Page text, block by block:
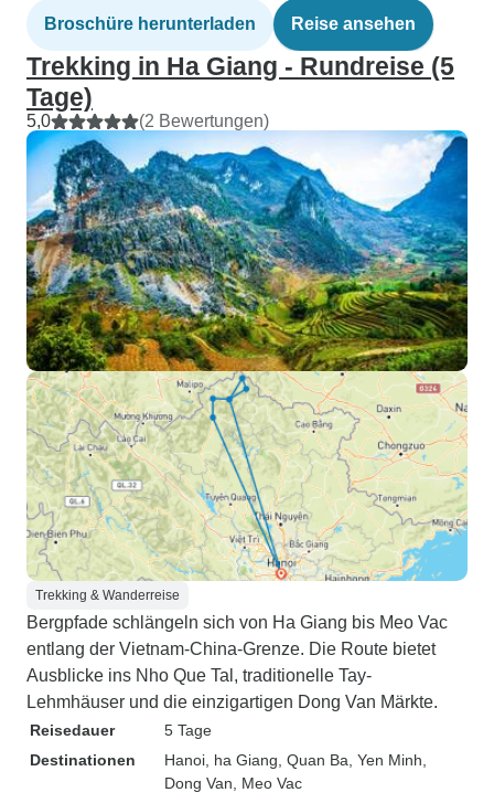
Broschüre herunterladen Reise ansehen
Trekking in Ha Giang - Rundreise (5
Tage)
5,0 (2 Bewertungen)
Trekking & Wanderreise
Bergpfade schlängeln sich von Ha Giang bis Meo Vac
entlang der Vietnam-China-Grenze. Die Route bietet
Ausblicke ins Nho Que Tal, traditionelle Tay-
Lehmhäuser und die einzigartigen Dong Van Märkte.
Reisedauer
5 Tage
Destinationen
Hanoi , ha Giang , Quan Ba , Yen Minh
Dong Van , Meo Vac